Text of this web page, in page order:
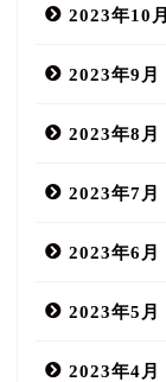
2023年10月
2023年9月
2023年8月
2023年7月
2023年6月
2023年5月
2023年4月